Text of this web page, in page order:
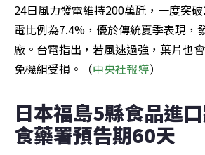
24日風力發電維持200萬瓩，一度突
電比例為7.4%，優於傳統夏季表現，
廠。台電指出，若風速過強，葉片也
免機組受損。（中央社報導）
日本福島5縣食品進
食藥署預告期60天